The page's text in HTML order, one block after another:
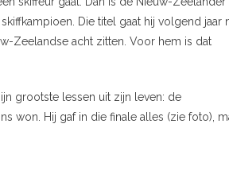
Die titel gaat hij volgend jaar
Zeelandse acht zitten. Voor hem is dat
grootste lessen uit zijn leven: de
won. Hij gaf in die finale alles (zie foto),